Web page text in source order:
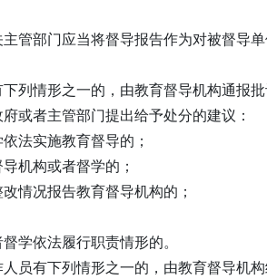
部门应当将督导报告作为对被督导单
列情形之一的，由教育督导机构通报
或者主管部门提出给予处分的建议：
法实施教育督导的；
机构或者督学的；
情况报告教育督导机构的；
学依法履行职责情形的。
员有下列情形之一的，由教育督导机